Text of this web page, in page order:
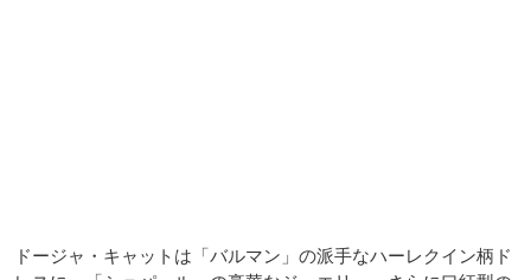
ドージャ・キャットは「バルマン」の派手なハーレクイン柄ド